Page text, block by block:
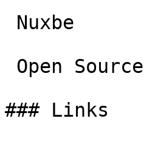
### Links